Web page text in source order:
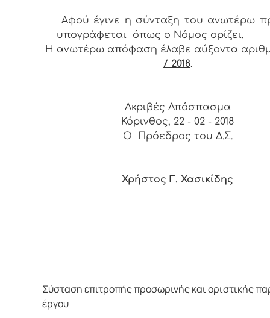
Αφού έγινε η σύνταξη του ανωτέρω
υπογράφεται όπως ο Νόμος ορίζει.
Η ανωτέρω απόφαση έλαβε αύξοντα
/ 2018.
Ακριβές Απόσπασμα
Κόρινθος, 22 - 02 - 2018
Ο Πρόεδρος του Δ.Σ.
Χρήστος Γ. Χασικίδης
Σύσταση επιτροπής προσωρινής και οριστικής
έργου